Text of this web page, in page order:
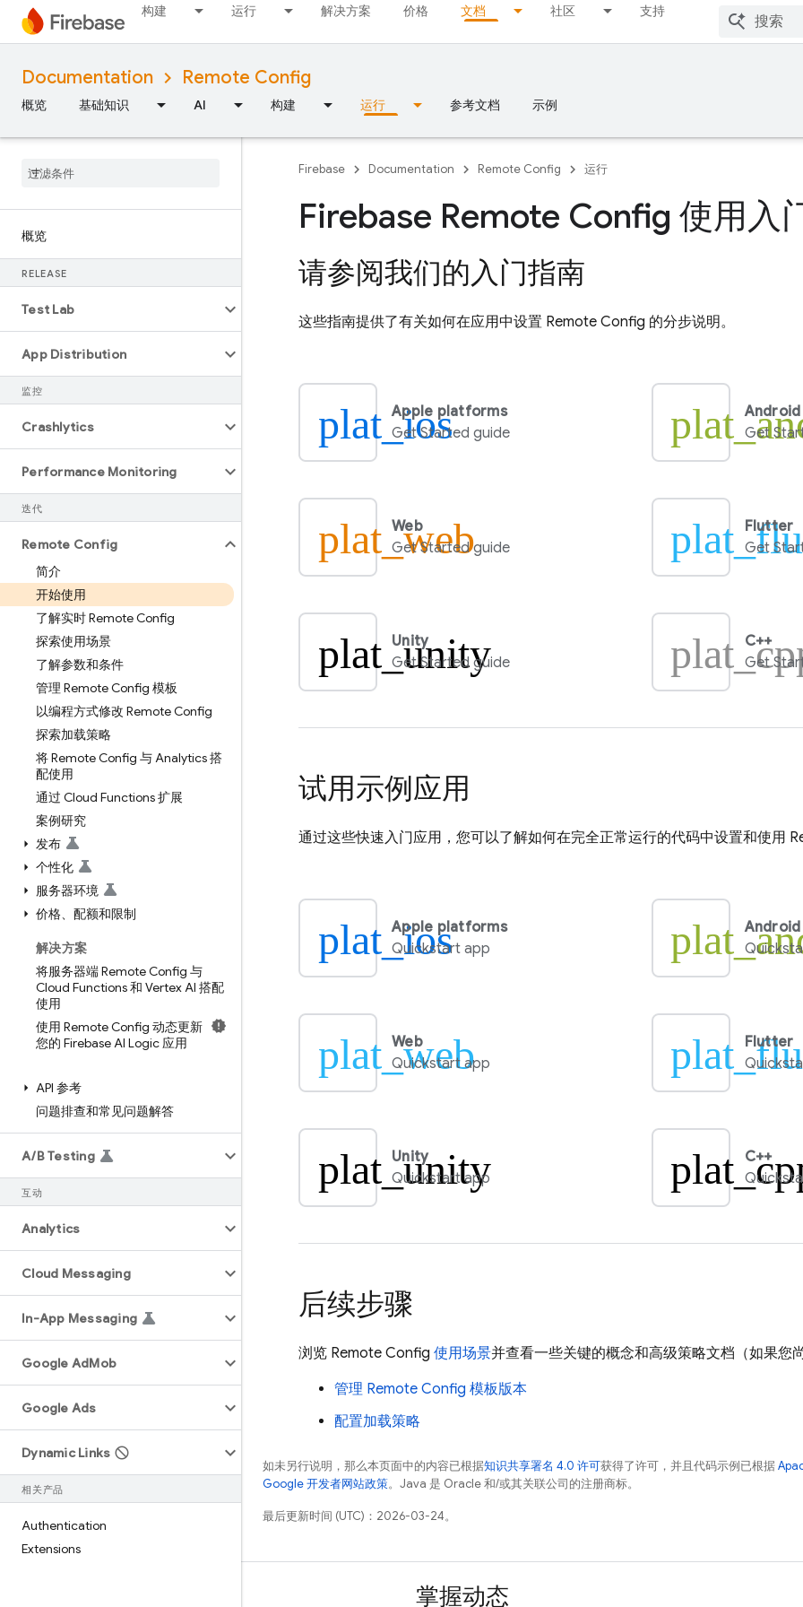
构建 运行 解决方案 价格 文档 社区 支持
Documentation Remote Config
概览 基础知识 AI 构建 运行 参考文档 示例
概览
RELEASE
Test Lab
App Distribution
监控
Crashlytics
Performance Monitoring
迭代
Remote Config
简介
开始使用
了解实时 Remote Config
探索使用场景
了解参数和条件
管理 Remote Config 模板
以编程方式修改 Remote Config
探索加载策略
将 Remote Config 与 Analytics 搭
配使用
通过 Cloud Functions 扩展
案例研究
发布
个性化
服务器环境
价格、配额和限制
解决方案
将服务器端 Remote Config 与
Cloud Functions 和 Vertex AI 搭配
使用
使用 Remote Config 动态更新
您的 Firebase AI Logic 应用
API 参考
问题排查和常见问题解答
A/B Testing
互动
Analytics
Cloud Messaging
In-App Messaging
Google AdMob
Google Ads
Dynamic Links
相关产品
Authentication
Extensions
Firebase Documentation Remote Config 运行
Firebase Remote Config 使用入
请参阅我们的入门指南
这些指南提供了有关如何在应用中设置 Remote Config 的分步说明。
plat_ios
Apple platforms
Get Started guide
Android
Get
plat_web
Web
Get Started guide
Flutter
Get
plat_unity
Unity
Get Started guide
C++
Get
试用示例应用
通过这些快速入门应用，您可以了解如何在完全正常运行的代码中设置和使用
plat_ios
Apple platforms
Quickstart app
Android
plat_web
Web
Quickstart app
Flutter
plat_unity
Unity
Quickstart app
C++
后续步骤
浏览 Remote Config 使用场景并查看一些关键的概念和高级策略文档（如果您
管理 Remote Config 模板版本
配置加载策略
如未另行说明，那么本页面中的内容已根据知识共享署名 4.0 许可获得了许可，并且代码示例已根据
Google 开发者网站政策。Java 是 Oracle 和/或其关联公司的注册商标。
最后更新时间 (UTC)：2026-03-24。
掌握动态